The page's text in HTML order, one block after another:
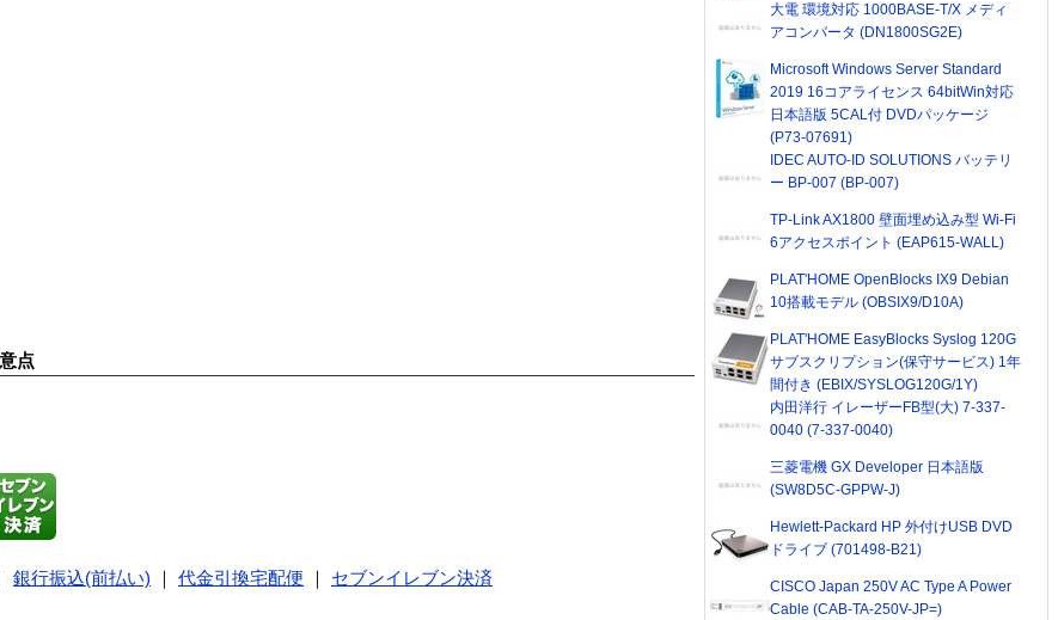
点
銀行振込(前払い) 代金引換宅配便
セブンイレブン決済
大電 環境対応 1000BASE-T/X メディ
アコンバータ (DN1800SG2E)
Microsoft Windows Server Standard
2019 16コアライセンス 64bitWin対応
日本語版 5CAL付 DVDパッケージ
(P73-07691)
IDEC AUTO-ID SOLUTIONS バッテリ
ー BP-007 (BP-007)
TP-Link AX1800 壁面埋め込み型 Wi-Fi
6アクセスポイント (EAP615-WALL)
PLAT'HOME OpenBlocks IX9 Debian
10搭載モデル (OBSIX9/D10A)
PLAT'HOME EasyBlocks Syslog 120G
サブスクリプション(保守サービス) 1年
間付き (EBIX/SYSLOG120G/1Y)
内田洋行 イレーザーFB型(大) 7-337-
0040 (7-337-0040)
三菱電機 GX Developer 日本語版
(SW8D5C-GPPW-J)
Hewlett-Packard HP 外付けUSB DVD
ドライブ (701498-B21)
CISCO Japan 250V AC Type A Power
Cable (CAB-TA-250V-JP=)